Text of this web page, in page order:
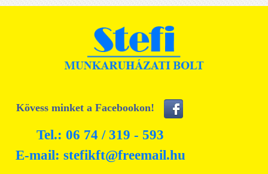
Kövess minket a Facebookon!
Tel.: 06 74 / 319 - 593
E-mail: stefikft@freemail.hu